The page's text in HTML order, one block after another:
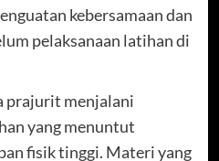
kebersamaan dan
pelaksanaan latihan di
prajurit menjalani
yang menuntut
fisik tinggi. Materi yang